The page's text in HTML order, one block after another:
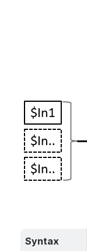
öffnen
Syntax